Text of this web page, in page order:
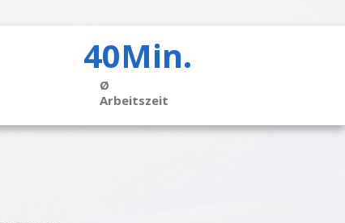
40Min.
Ø
Arbeitszeit